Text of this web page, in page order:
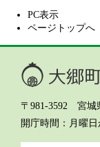
PC表示
ページトップへ
〒981-3592 宮城
開庁時間
月曜